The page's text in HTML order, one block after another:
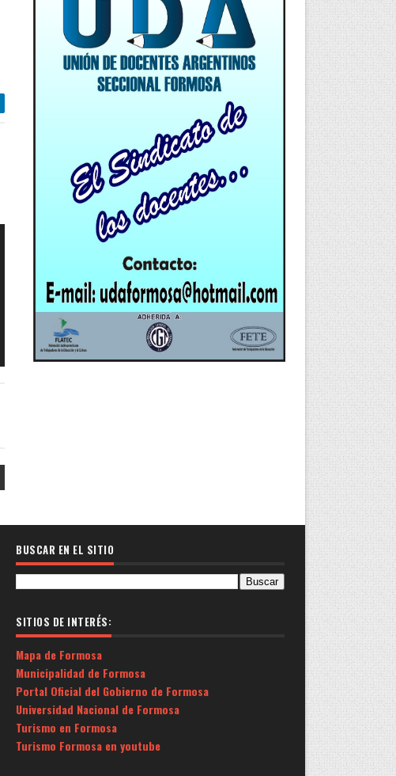
BUSCAR EN EL SITIO
SITIOS DE INTERÉS:
Mapa de Formosa
Municipalidad de Formosa
Portal Oficial del Gobierno de Formosa
Universidad Nacional de Formosa
Turismo en Formosa
Turismo Formosa en youtube